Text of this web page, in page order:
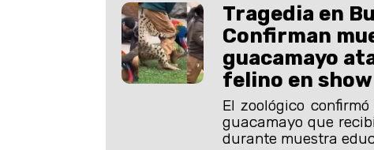
Tragedia en
Confirman
guacamayo
felino en show
El zoológico
guacamayo que
durante muestra